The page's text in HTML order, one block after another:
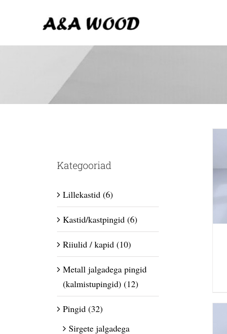
Kategooriad
Lillekastid (6)
Kastid/kastpingid (6)
Riiulid / kapid (10)
Metall jalgadega pingid
(kalmistupingid) (12)
Pingid (32)
Sirgete jalgadega